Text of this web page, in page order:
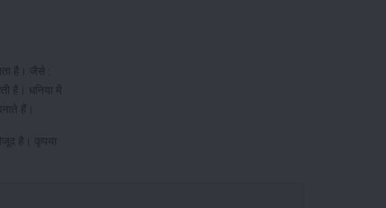
है। जैसे :
है। धनिया में
हैं।
है। कृपया